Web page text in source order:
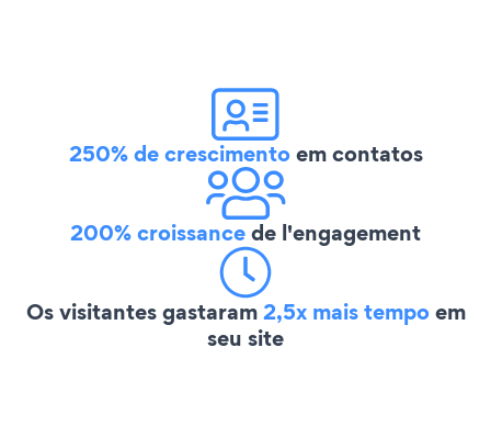
250% de crescimentoem contatos
200% croissancede l'engagement
Os visitantes gastaram2,5x mais tempoem
seu site